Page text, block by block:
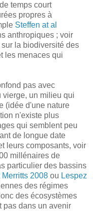
temps court
propres à
Steffen at al
anthropiques ; voir
la biodiversité des
les menaces qui
pas avec
vierge, un milieu qui
(idée d'une nature
n'existe plus
qui semblent peu
de longue date
leurs composants, voir
millénaires de
particulier des bassins
Merritts 2008 ou Lespez
des régimes
des écosystèmes
pas dans un avenir